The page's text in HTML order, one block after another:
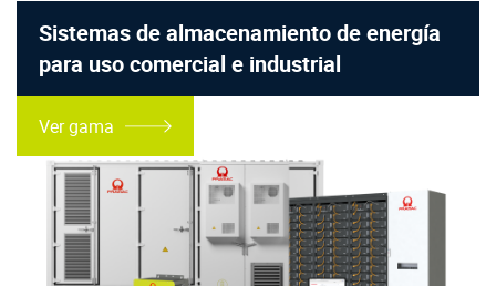
Sistemas de almacenamiento de energía
para uso comercial e industrial
Ver gama